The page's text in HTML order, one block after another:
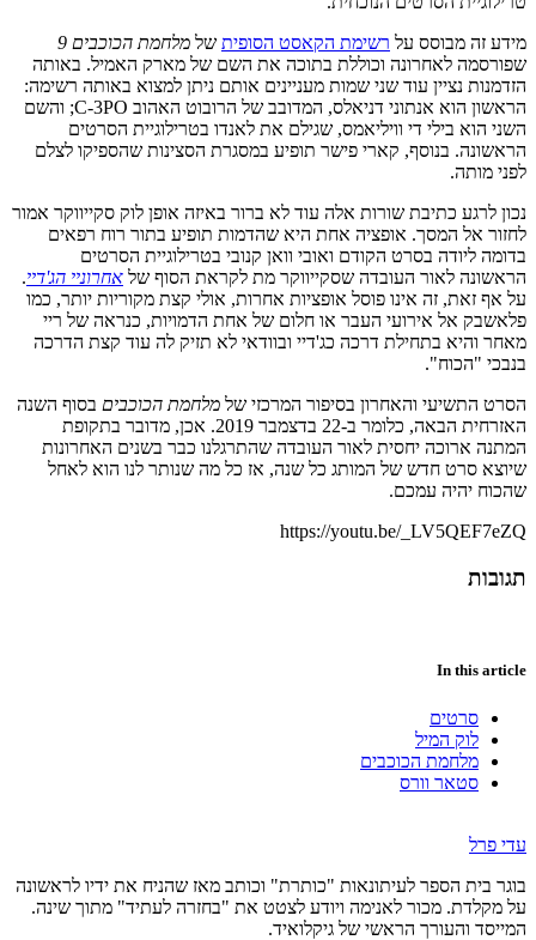
מידע זה מבוסס על רשימת הקאסט הסופית של מלחמת הכוכבים 9
שפורסמה לאחרונה וכוללת בתוכה את השם של מארק האמיל. באותה
הזדמנות נציין עוד שני שמות מעניינים אותם ניתן למצוא באותה רשימה:
הראשון הוא אנתוני דניאלס, המדובב של הרובוט האהוב C-3PO; והשם
השני הוא בילי די וויליאמס, שגילם את לאנדו בטרילוגיית הסרטים
הראשונה. בנוסף, קארי פישר תופיע במסגרת הסצינות שהספיקו לצלם
לפני מותה.
נכון לרגע כתיבת שורות אלה עוד לא ברור באיזה אופן לוק סקייווקר אמור
לחזור אל המסך. אופציה אחת היא שהדמות תופיע בתור רוח רפאים
בדומה ליודה בסרט הקודם ואובי וואן קנובי בטרילוגיית הסרטים
הראשונה לאור העובדה שסקייווקר מת לקראת הסוף של אחרוניי הג'דיי.
על אף זאת, זה אינו פוסל אופציות אחרות, אולי קצת מקוריות יותר, כמו
פלאשבק אל אירועי העבר או חלום של אחת הדמויות, כנראה של ריי
מאחר והיא בתחילת דרכה כג'דיי ובוודאי לא תזיק לה עוד קצת הדרכה
בנבכי "הכוח".
הסרט התשיעי והאחרון בסיפור המרכזי של מלחמת הכוכבים בסוף השנה
האזרחית הבאה, כלומר ב-22 בדצמבר 2019. אכן, מדובר בתקופת
המתנה ארוכה יחסית לאור העובדה שהתרגלנו כבר בשנים האחרונות
שיוצא סרט חדש של המותג כל שנה, אז כל מה שנותר לנו הוא לאחל
שהכוח יהיה עמכם.
https://youtu.be/_LV5QEF7eZQ
תגובות
In this article
סרטים
לוק המיל
מלחמת הכוכבים
סטאר וורס
עדי פרל
בוגר בית הספר לעיתונאות "כותרת" וכותב מאז שהניח את ידיו לראשונה
על מקלדת. מכור לאנימה ויודע לצטט את "בחזרה לעתיד" מתוך שינה.
המייסד והעורך הראשי של גיקלואיד.